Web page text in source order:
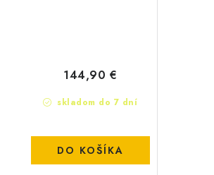
skladom do 7 dní
144,90 €
DO KOŠÍKA